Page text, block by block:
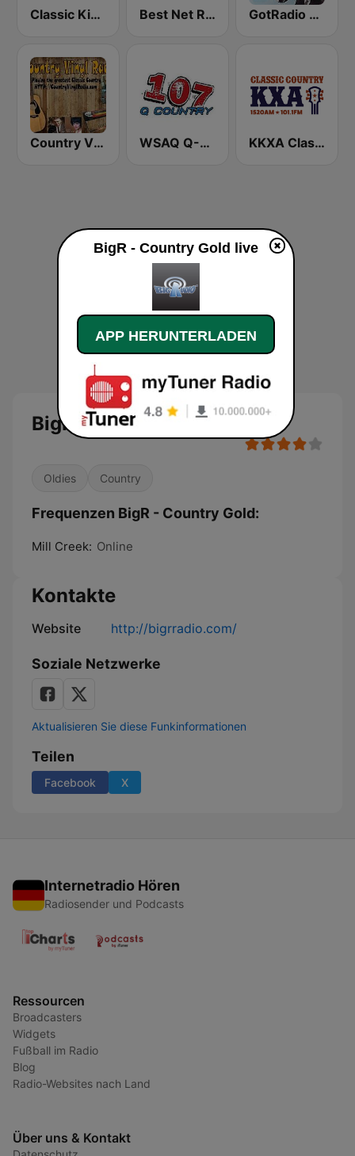
Classic Kickin' Country Radio Best Net Radio - Country Oldies GotRadio - Classic Country
Country Vinyl Radio WSAQ Q-Country 107 KKXA Classic Country 1520
BigR - Country Gold
Oldies Country
Frequenzen BigR - Country Gold:
Mill Creek: Online
Kontakte
Website http://bigrradio.com/
Soziale Netzwerke
Aktualisieren Sie diese Funkinformationen
Teilen
Facebook X
Internetradio Hören
Radiosender und Podcasts
Ressourcen
Broadcasters
Widgets
Fußball im Radio
Blog
Radio-Websites nach Land
Über uns & Kontakt
BigR - Country Gold live
APP HERUNTERLADEN